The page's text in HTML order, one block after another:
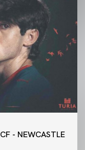
- NEWCASTLE